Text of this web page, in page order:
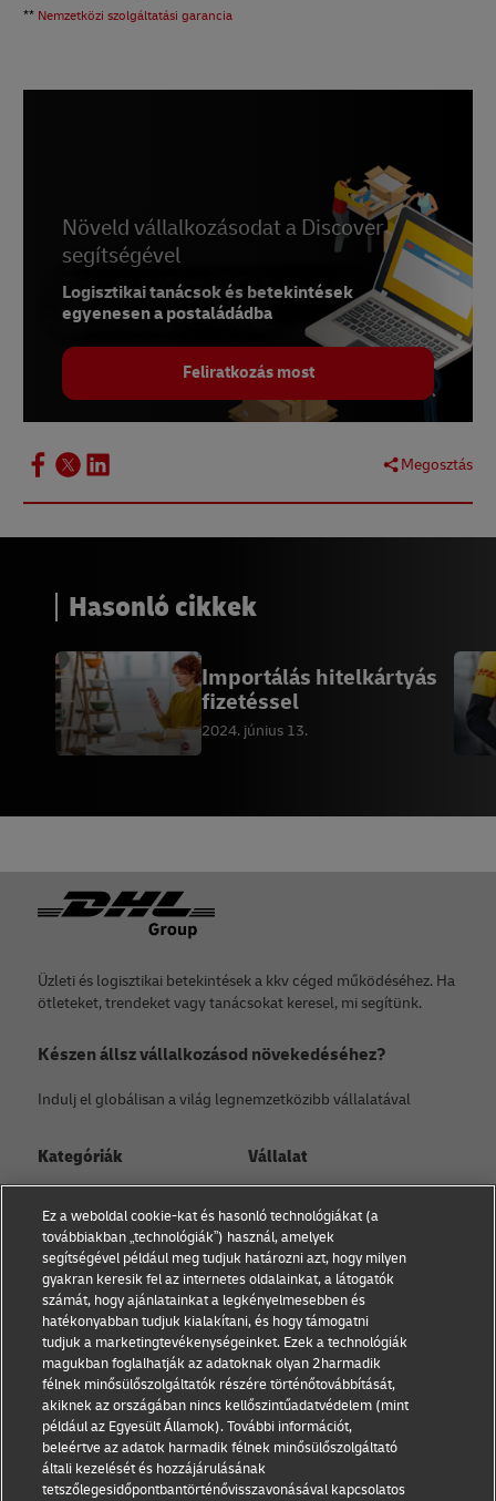
** Nemzetközi szolgáltatási garancia
Növeld vállalkozásodat a Discover
segítségével
Logisztikai tanácsok és betekintések
egyenesen a postaládádba
Feliratkozás most
Megosztás
Hasonló cikkek
Importálás hitelkártyás
fizetéssel
2024. június 13.
Lábléc
Üzleti és logisztikai betekintések a kkv céged működéséhez. Ha
ötleteket, trendeket vagy tanácsokat keresel, mi segítünk.
Készen állsz vállalkozásod növekedéséhez?
Indulj el globálisan a világ legnemzetközibb vállalatával
Kategóriák
E-kereskedelmi
tanácsadás
B2B tanácsadás
Logisztikai tanácsadás
Hírek és betekintések
Szállítás DHL-lel
Vállalat
Kapcsolat
Sajtóközlemények
Fenntarthatóság
Jogi nyilatkozat
Használat feltételek
Adatvédelmi nyilatkozat
Cookie beállítások
Ez a weboldal cookie-kat és hasonló technológiákat (a
továbbiakban „technológiák”) használ, amelyek
segítségével például meg tudjuk határozni azt, hogy milyen
gyakran keresik fel az internetes oldalainkat, a látogatók
számát, hogy ajánlatainkat a legkényelmesebben és
hatékonyabban tudjuk kialakítani, és hogy támogatni
tudjuk a marketingtevékenységeinket. Ezek a technológiák
magukban foglalhatják az adatoknak olyan 2harmadik
félnek minősülőszolgáltatók részére történőtovábbítását,
akiknek az országában nincs kellőszintűadatvédelem (mint
például az Egyesült Államok). További információt,
beleértve az adatok harmadik félnek minősülőszolgáltató
általi kezelését és hozzájárulásának
tetszőlegesidőpontbantörténővisszavonásával kapcsolatos